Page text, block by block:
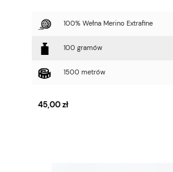
100% Wełna Merino Extrafine
100 gramów
1500 metrów
45,00 zł